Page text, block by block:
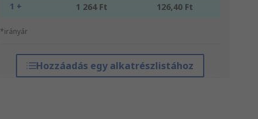
1 + 1 264 Ft 126,40 Ft
*irányár
Hozzáadás egy alkatrészlistához